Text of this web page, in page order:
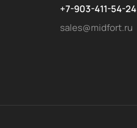
+7-903-411-54-24
sales@midfort.ru